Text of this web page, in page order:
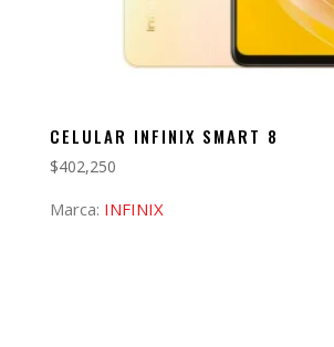
CELULAR INFINIX SMART 8
$402,250
Marca: INFINIX